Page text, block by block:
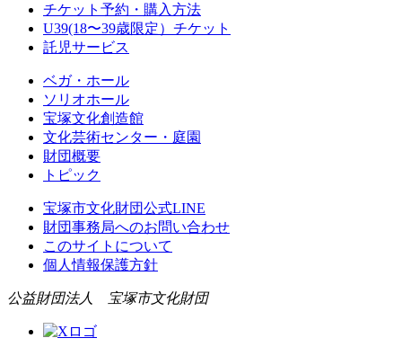
チケット予約・購入方法
U39(18〜39歳限定）チケット
託児サービス
ベガ・ホール
ソリオホール
宝塚文化創造館
文化芸術センター・庭園
財団概要
トピック
宝塚市文化財団公式LINE
財団事務局へのお問い合わせ
このサイトについて
個人情報保護方針
公益財団法人 宝塚市文化財団